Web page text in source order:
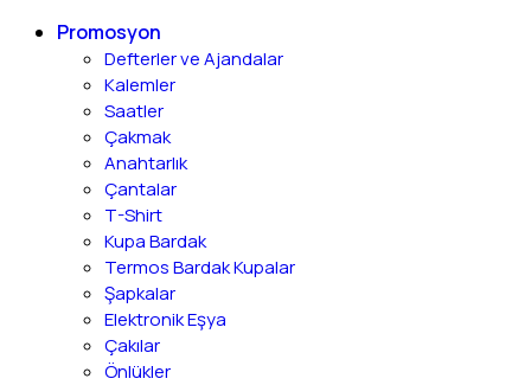
Promosyon
Defterler ve Ajandalar
Kalemler
Saatler
Çakmak
Anahtarlık
Çantalar
T-Shirt
Kupa Bardak
Termos Bardak Kupalar
Şapkalar
Elektronik Eşya
Çakılar
Önlükler